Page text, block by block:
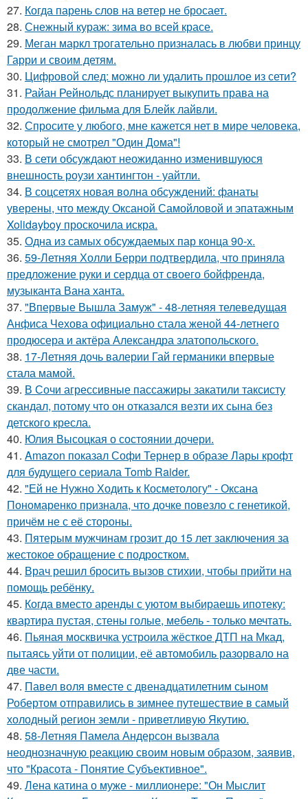
27. Когда парень слов на ветер не бросает.
28. Снежный кураж: зима во всей красе.
29. Меган маркл трогательно призналась в любви принцу
Гарри и своим детям.
30. Цифровой след: можно ли удалить прошлое из сети?
31. Райан Рейнольдс планирует выкупить права на
продолжение фильма для Блейк лайвли.
32. Спросите у любого, мне кажется нет в мире человека,
который не смотрел "Один Дома"!
33. В сети обсуждают неожиданно изменившуюся
внешность роузи хантингтон - уайтли.
34. В соцсетях новая волна обсуждений: фанаты
уверены, что между Оксаной Самойловой и эпатажным
Xolidayboy проскочила искра.
35. Одна из самых обсуждаемых пар конца 90-х.
36. 59-Летняя Холли Берри подтвердила, что приняла
предложение руки и сердца от своего бойфренда,
музыканта Вана ханта.
37. "Впервые Вышла Замуж" - 48-летняя телеведущая
Анфиса Чехова официально стала женой 44-летнего
продюсера и актёра Александра златопольского.
38. 17-Летняя дочь валерии Гай германики впервые
стала мамой.
39. В Сочи агрессивные пассажиры закатили таксисту
скандал, потому что он отказался везти их сына без
детского кресла.
40. Юлия Высоцкая о состоянии дочери.
41. Amazon показал Софи Тернер в образе Лары крофт
для будущего сериала Tomb Raider.
42. "Ей не Нужно Ходить к Косметологу" - Оксана
Пономаренко признала, что дочке повезло с генетикой,
причём не с её стороны.
43. Пятерым мужчинам грозит до 15 лет заключения за
жестокое обращение с подростком.
44. Врач решил бросить вызов стихии, чтобы прийти на
помощь ребёнку.
45. Когда вместо аренды с уютом выбираешь ипотеку:
квартира пустая, стены голые, мебель - только мечтать.
46. Пьяная москвичка устроила жёсткое ДТП на Мкад,
пытаясь уйти от полиции, её автомобиль разорвало на
две части.
47. Павел воля вместе с двенадцатилетним сыном
Робертом отправились в зимнее путешествие в самый
холодный регион земли - приветливую Якутию.
48. 58-Летняя Памела Андерсон вызвала
неоднозначную реакцию своим новым образом, заявив,
что "Красота - Понятие Субъективное".
49. Лена катина о муже - миллионере: "Он Мыслит